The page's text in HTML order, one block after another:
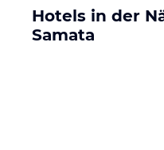
Hotels in der
Samata